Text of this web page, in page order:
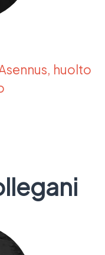
huolto